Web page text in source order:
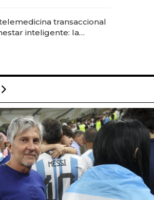
"fast premium"
transaccional
inteligente: la